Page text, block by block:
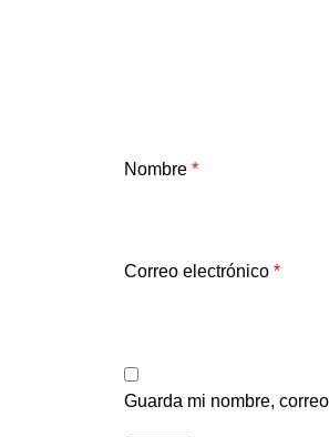
Nombre *
Correo electrónico *
Guarda mi nombre,